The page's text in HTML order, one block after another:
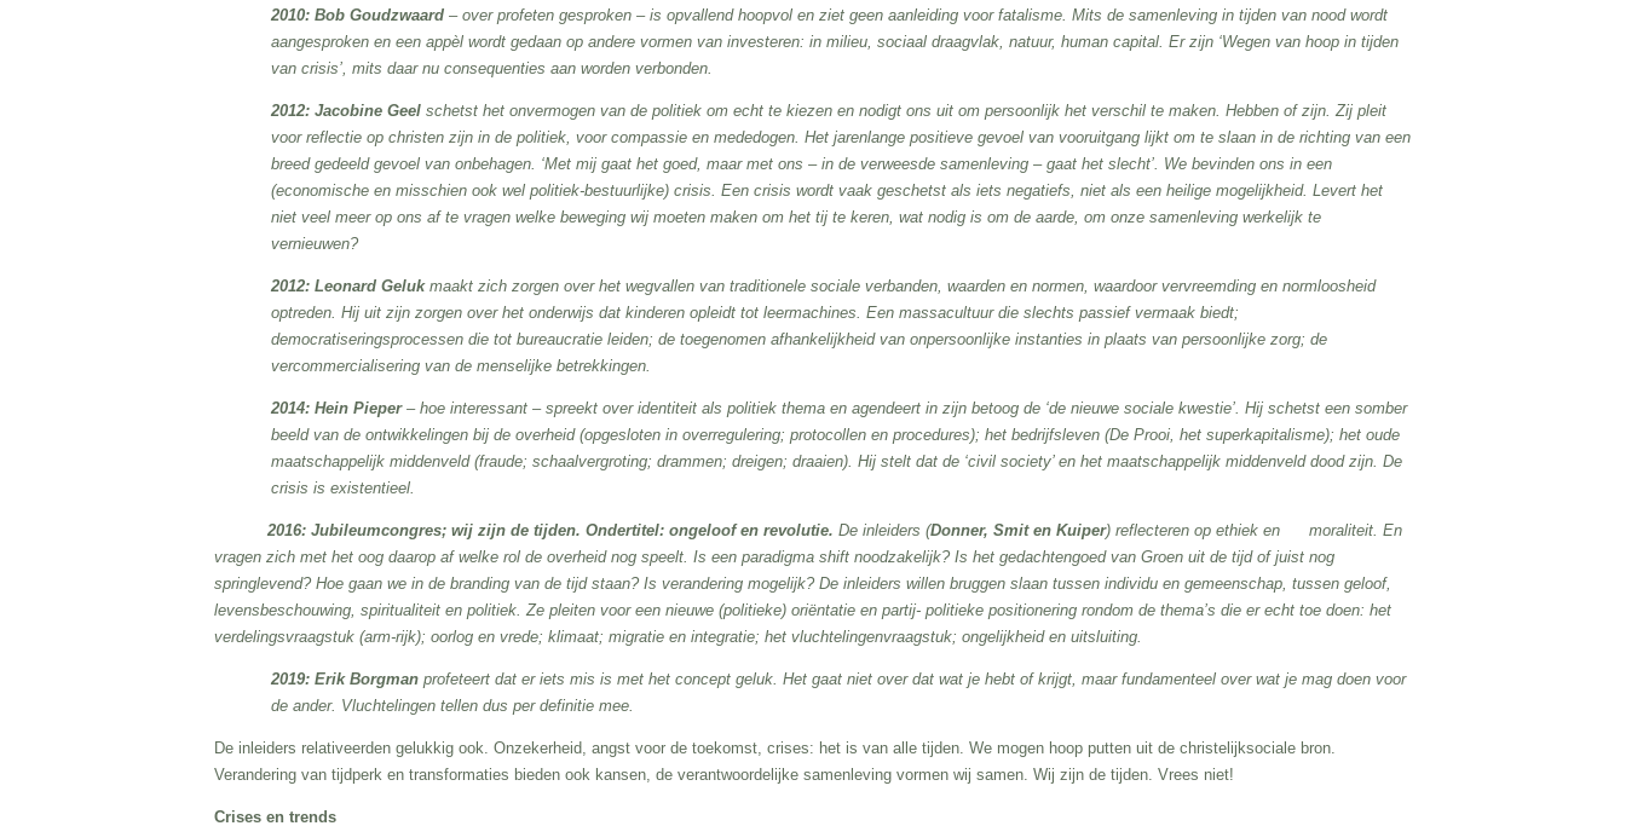
2010: Bob Goudzwaard– over profeten gesproken – is opvallend hoopvol en ziet geen aanleiding voor fatalisme. Mits de samenleving in tijden van nood wordt
aangesproken en een appèl wordt gedaan op andere vormen van investeren: in milieu, sociaal draagvlak, natuur, human capital. Er zijn ‘Wegen van hoop in tijden
van crisis’, mits daar nu consequenties aan worden verbonden.
2012: Jacobine Geelschetst het onvermogen van de politiek om echt te kiezen en nodigt ons uit om persoonlijk het verschil te maken. Hebben of zijn. Zij pleit
voor reflectie op christen zijn in de politiek, voor compassie en mededogen. Het jarenlange positieve gevoel van vooruitgang lijkt om te slaan in de richting van een
breed gedeeld gevoel van onbehagen. ‘Met mij gaat het goed, maar met ons – in de verweesde samenleving – gaat het slecht’. We bevinden ons in een
(economische en misschien ook wel politiek-bestuurlijke) crisis. Een crisis wordt vaak geschetst als iets negatiefs, niet als een heilige mogelijkheid. Levert het
niet veel meer op ons af te vragen welke beweging wij moeten maken om het tij te keren, wat nodig is om de aarde, om onze samenleving werkelijk te
vernieuwen?
2012: Leonard Gelukmaakt zich zorgen over het wegvallen van traditionele sociale verbanden, waarden en normen, waardoor vervreemding en normloosheid
optreden. Hij uit zijn zorgen over het onderwijs dat kinderen opleidt tot leermachines. Een massacultuur die slechts passief vermaak biedt;
democratiseringsprocessen die tot bureaucratie leiden; de toegenomen afhankelijkheid van onpersoonlijke instanties in plaats van persoonlijke zorg; de
vercommercialisering van de menselijke betrekkingen.
2014: Hein Pieper– hoe interessant – spreekt over identiteit als politiek thema en agendeert in zijn betoog de ‘de nieuwe sociale kwestie’. Hij schetst een somber
beeld van de ontwikkelingen bij de overheid (opgesloten in overregulering; protocollen en procedures); het bedrijfsleven (De Prooi, het superkapitalisme); het oude
maatschappelijk middenveld (fraude; schaalvergroting; drammen; dreigen; draaien). Hij stelt dat de ‘civil society’ en het maatschappelijk middenveld dood zijn. De
crisis is existentieel.
2016: Jubileumcongres; wij zijn de tijden. Ondertitel: ongeloof en revolutie. De inleiders (Donner, Smit en Kuiper) reflecteren op ethiek en moraliteit. En
vragen zich met het oog daarop af welke rol de overheid nog speelt. Is een paradigma shift noodzakelijk? Is het gedachtengoed van Groen uit de tijd of juist nog
springlevend? Hoe gaan we in de branding van de tijd staan? Is verandering mogelijk? De inleiders willen bruggen slaan tussen individu en gemeenschap, tussen geloof,
levensbeschouwing, spiritualiteit en politiek. Ze pleiten voor een nieuwe (politieke) oriëntatie en partij- politieke positionering rondom de thema’s die er echt toe doen: het
verdelingsvraagstuk (arm-rijk); oorlog en vrede; klimaat; migratie en integratie; het vluchtelingenvraagstuk; ongelijkheid en uitsluiting.
2019: Erik Borgman profeteert dat er iets mis is met het concept geluk. Het gaat niet over dat wat je hebt of krijgt, maar fundamenteel over wat je mag doen voor
de ander. Vluchtelingen tellen dus per definitie mee.
De inleiders relativeerden gelukkig ook. Onzekerheid, angst voor de toekomst, crises: het is van alle tijden. We mogen hoop putten uit de christelijksociale bron.
Verandering van tijdperk en transformaties bieden ook kansen, de verantwoordelijke samenleving vormen wij samen. Wij zijn de tijden. Vrees niet!
Crises en trends